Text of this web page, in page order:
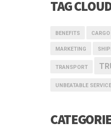
TAG
BENEFITS CARGO
MARKETING
TRANSPORT
UNBEATABLE